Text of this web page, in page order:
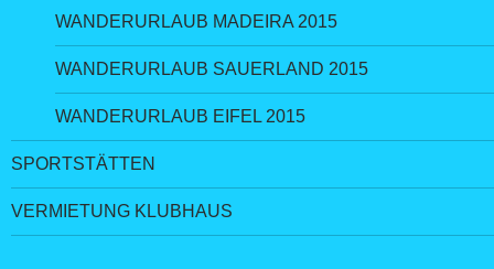
WANDERURLAUB MADEIRA 2015
WANDERURLAUB SAUERLAND 2015
WANDERURLAUB EIFEL 2015
SPORTSTÄTTEN
VERMIETUNG KLUBHAUS